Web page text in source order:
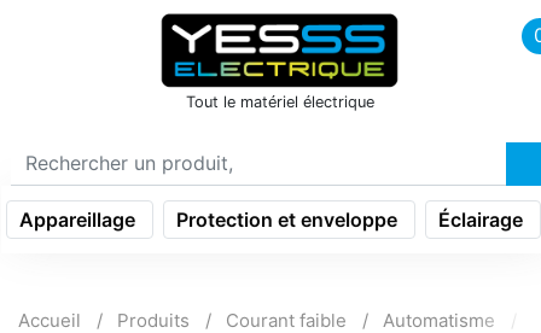
icon menu burger
Tout le matériel électrique
Appareillage Protection et enveloppe Éclairage
Accueil Produits Courant faible Automatisme